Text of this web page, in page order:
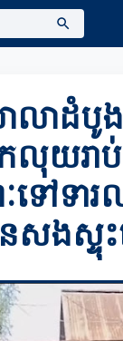
ាដំបូង
យរាប់
ៈទៅទ
ងស្ទុះ